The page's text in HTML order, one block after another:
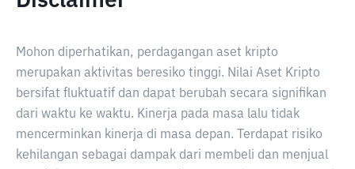
Mohon diperhatikan, perdagangan aset kripto
merupakan aktivitas beresiko tinggi. Nilai Aset Kripto
bersifat fluktuatif dan dapat berubah secara signifikan
dari waktu ke waktu. Kinerja pada masa lalu tidak
mencerminkan kinerja di masa depan. Terdapat risiko
kehilangan sebagai dampak dari membeli dan menjual